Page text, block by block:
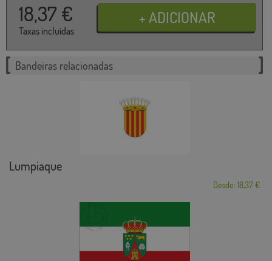
18,37 €
Taxas incluídas
Bandeiras relacionadas
Lumpiaque
Desde: 18,37 €